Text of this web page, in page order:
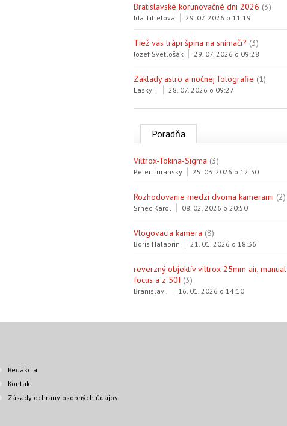
Bratislavské korunovačné dni 2026 (3)
Ida Tittelová 29. 07. 2026 o 11:19
Tiež vás trápi špina na snímači? (3)
Jozef Svetlošák 29. 07. 2026 o 09:28
Základy astro a nočnej fotografie (1)
Lasky T 28. 07. 2026 o 09:27
Poradňa
Viltrox-Tokina-Sigma (3)
Peter Turansky 25. 03. 2026 o 12:30
Rozhodovanie medzi dvoma kamerami (2)
Srnec Karol 08. 02. 2026 o 20:50
Vlogovacia kamera (8)
Boris Halabrin 21. 01. 2026 o 18:36
reverzný objektív viltrox 25mm air, manual
focus a z 50I (3)
Branislav . 16. 01. 2026 o 14:10
Redakcia
Kontakt
Zásady ochrany osobných údajov